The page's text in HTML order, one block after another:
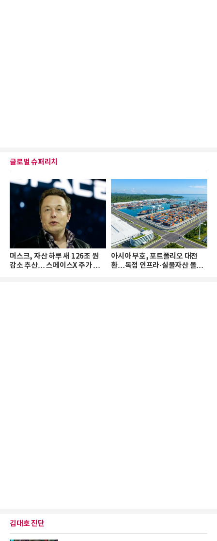
글로벌 슈퍼리치
머스크, 자산 하루 새 126조 원
감소 추산… 스페이스X 주가 하
아시아 부호, 포트폴리오 대전
환…독점 인프라·실물자산 몰린
김대호 진단